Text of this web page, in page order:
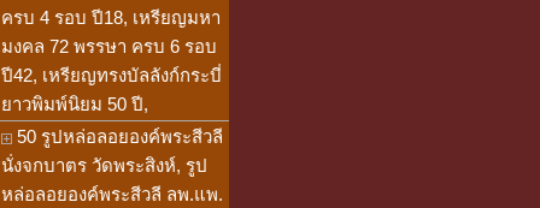
ครบ 4 รอบ ปี18, เหรียญมหา
มงคล 72 พรรษา ครบ 6 รอบ
ปี42, เหรียญทรงบัลลังก์กระบี่
ยาวพิมพ์นิยม 50 ปี,
50 รูปหล่อลอยองค์พระสีวลี
นั่งจกบาตร วัดพระสิงห์, รูป
หล่อลอยองค์พระสีวลี ลพ.แพ.